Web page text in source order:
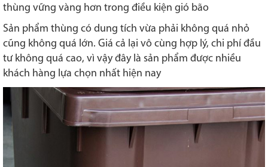
thùng vững vàng hơn trong điều kiện gió bão
Sản phẩm thùng có dung tích vừa phải không quá nhỏ
cũng không quá lớn. Giá cả lại vô cùng hợp lý, chi phí đầu
tư không quá cao, vì vậy đây là sản phẩm được nhiều
khách hàng lựa chọn nhất hiện nay